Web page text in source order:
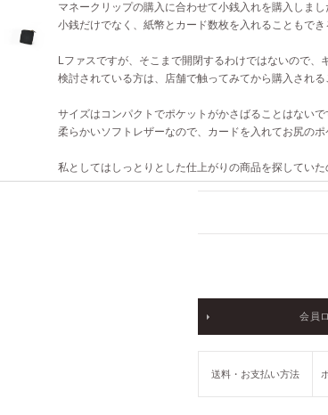
マネークリップの購入に合わせて小銭入れを購入しまし
小銭だけでなく、紙幣とカード数枚を入れることもでき
Lファスですが、そこまで開閉するわけではないので、
検討されている方は、店舗で触ってみてから購入される
サイズはコンパクトでポケットがかさばることはないで
柔らかいソフトレザーなので、カードを入れてお尻の
私としてはしっとりとした仕上がりの商品を探していた
会員
送料・お支払い方法